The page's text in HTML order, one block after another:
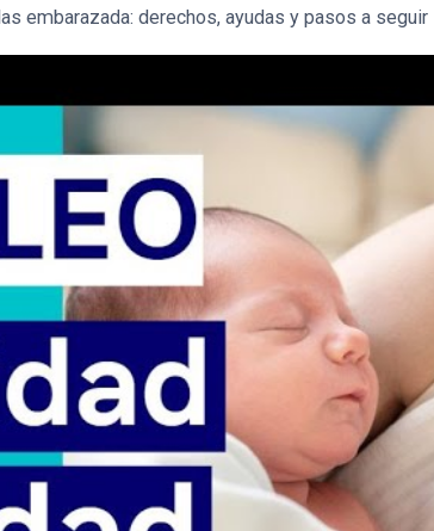
embarazada: derechos, ayudas y pasos a seguir